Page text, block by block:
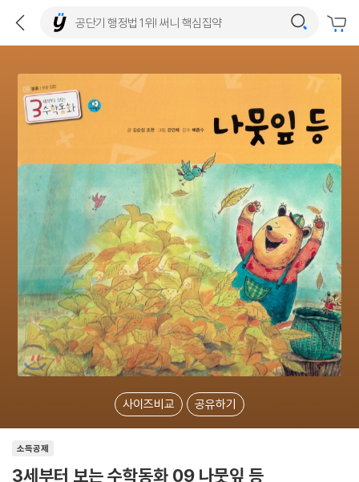
사이즈비교 공유하기
소득공제
3세부터 보는 수학동화 09 나뭇잎 등